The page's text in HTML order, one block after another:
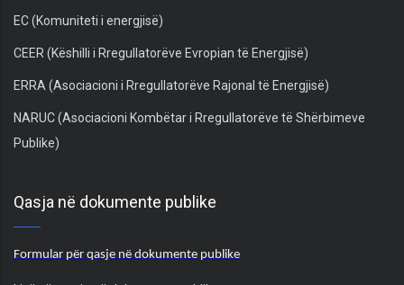
EC (Komuniteti i energjisë)
CEER (Këshilli i Rregullatorëve Evropian të Energjisë)
ERRA (Asociacioni i Rregullatorëve Rajonal të Energjisë)
NARUC (Asociacioni Kombëtar i Rregullatorëve të Shërbimeve
Publike)
Qasja në dokumente publike
Formular për qasje në dokumente publike